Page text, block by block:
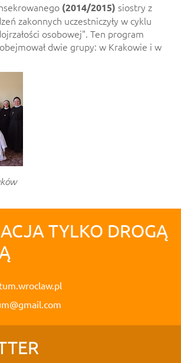
(2014/2015) siostry z
zakonnych uczestniczyły w cyklu
osobowej". Ten program
dwie grupy: w Krakowie i w
TYLKO DROGĄ